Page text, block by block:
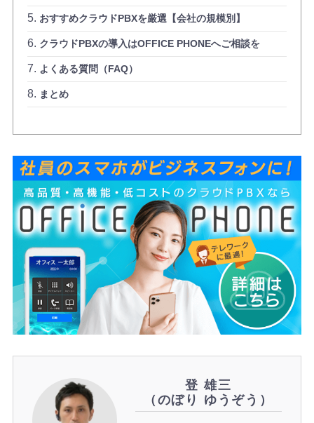
おすすめクラウドPBXを厳選【会社の規模別】
クラウドPBXの導入はOFFICE PHONEへご相談を
よくある質問（FAQ）
まとめ
登 雄三
（のぼり ゆうぞう）